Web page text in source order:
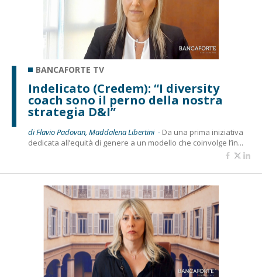
BANCAFORTE TV
Indelicato (Credem): “I diversity
coach sono il perno della nostra
strategia D&I”
di Flavio Padovan, Maddalena Libertini - Da una prima iniziativa
dedicata all’equità di genere a un modello che coinvolge l’in...